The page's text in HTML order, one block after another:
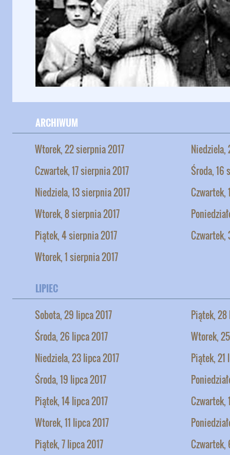
ARCHIWUM
Wtorek, 22 sierpnia 2017
Niedziela,
Czwartek, 17 sierpnia 2017
Środa, 16
Niedziela, 13 sierpnia 2017
Czwartek,
Wtorek, 8 sierpnia 2017
Piątek, 4 sierpnia 2017
Czwartek,
Wtorek, 1 sierpnia 2017
LIPIEC
Sobota, 29 lipca 2017
Piątek, 28
Środa, 26 lipca 2017
Wtorek,
Niedziela, 23 lipca 2017
Piątek, 21
Środa, 19 lipca 2017
Piątek, 14 lipca 2017
Czwartek,
Wtorek, 11 lipca 2017
Piątek, 7 lipca 2017
Czwartek,